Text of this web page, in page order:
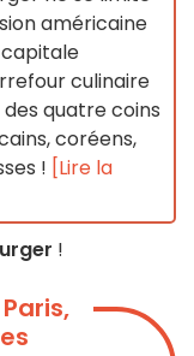
américaine
capitale
culinaire
quatre coins
coréens,
! [Lire la
!